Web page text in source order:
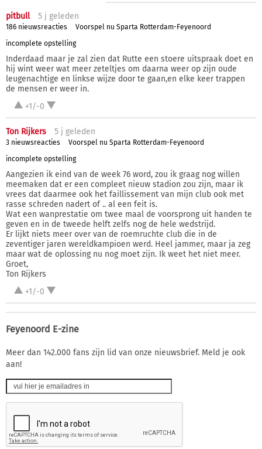
pitbull 5 j geleden
186 nieuwsreacties
Voorspel nu Sparta Rotterdam-Feyenoord
incomplete opstelling
Inderdaad maar je zal zien dat Rutte een stoere uitspraak doet en
hij wint weer wat meer zeteltjes om daarna weer op zijn oude
leugenachtige en linkse wijze door te gaan,en elke keer trappen
de mensen er weer in.
+1/-0
Ton Rijkers 5 j geleden
3 nieuwsreacties
Voorspel nu Sparta Rotterdam-Feyenoord
incomplete opstelling
Aangezien ik eind van de week 76 word, zou ik graag nog willen
meemaken dat er een compleet nieuw stadion zou zijn, maar ik
vrees dat daarmee ook het faillissement van mijn club ook met
rasse schreden nadert of .. al een feit is.
Wat een wanprestatie om twee maal de voorsprong uit handen te
geven en in de tweede helft zelfs nog de hele wedstrijd.
Er lijkt niets meer over van de roemruchte club die in de
zeventiger jaren wereldkampioen werd. Heel jammer, maar ja zeg
maar wat de oplossing nu nog moet zijn. Ik weet het niet meer.
Groet,
Ton Rijkers
+1/-0
Feyenoord E-zine
Meer dan 142.000 fans zijn lid van onze nieuwsbrief. Meld je ook
aan!